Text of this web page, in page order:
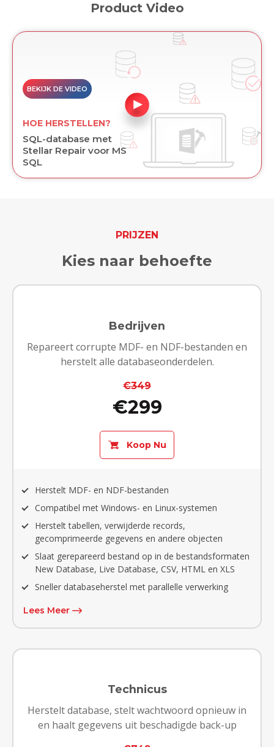
Product Video
BEKIJK DE VIDEO
HOE HERSTELLEN?
SQL-database met
Stellar Repair voor MS
SQL
PRIJZEN
Kies naar behoefte
Bedrijven
Repareert corrupte MDF- en NDF-bestanden en
herstelt alle databaseonderdelen.
€349
€299
Koop Nu
Herstelt MDF- en NDF-bestanden
Compatibel met Windows- en Linux-systemen
Herstelt tabellen, verwijderde records,
gecomprimeerde gegevens en andere objecten
Slaat gerepareerd bestand op in de bestandsformaten
New Database, Live Database, CSV, HTML en XLS
Sneller databaseherstel met parallelle verwerking
Lees Meer
Technicus
Herstelt database, stelt wachtwoord opnieuw in
en haalt gegevens uit beschadigde back-up